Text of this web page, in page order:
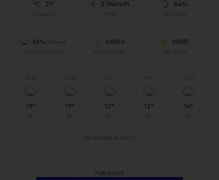
21°
Sensação
2.74km/h
Vento
84%
Umidade
45% (0.1mm)
Chance de chuva
06h52
Nascer do sol
05h51
Pôr do sol
SÁB
19°
14°
DOM
17°
11°
SEG
12°
10°
TER
13°
10°
QUA
14°
11°
Atualizado às 06h01
PUBLICIDADE